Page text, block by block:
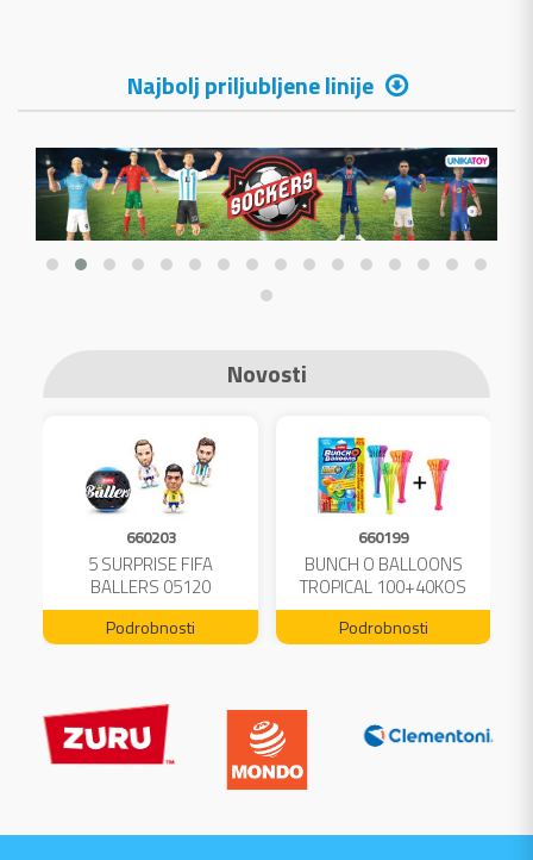
Najbolj priljubljene linije
Novosti
660203
5 SURPRISE FIFA
BALLERS 05120
Podrobnosti
660199
BUNCH O BALLOONS
TROPICAL 100+40KOS
FREE 04199
Podrobnosti